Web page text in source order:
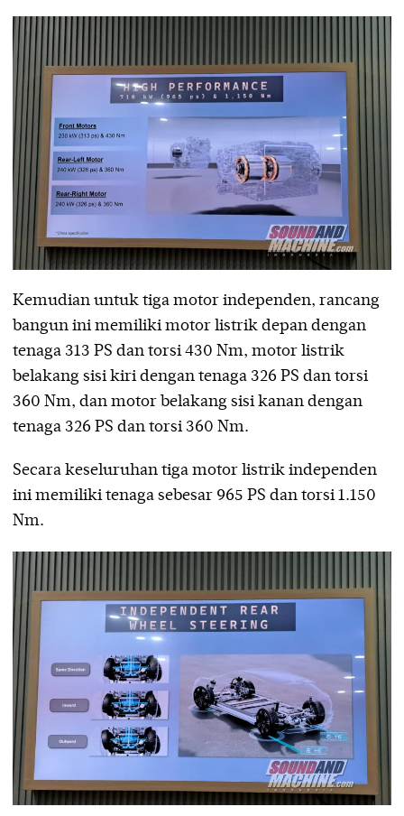
Kemudian untuk tiga motor independen, rancang
bangun ini memiliki motor listrik depan dengan
tenaga 313 PS dan torsi 430 Nm, motor listrik
belakang sisi kiri dengan tenaga 326 PS dan torsi
360 Nm, dan motor belakang sisi kanan dengan
tenaga 326 PS dan torsi 360 Nm.
Secara keseluruhan tiga motor listrik independen
ini memiliki tenaga sebesar 965 PS dan torsi 1.150
Nm.